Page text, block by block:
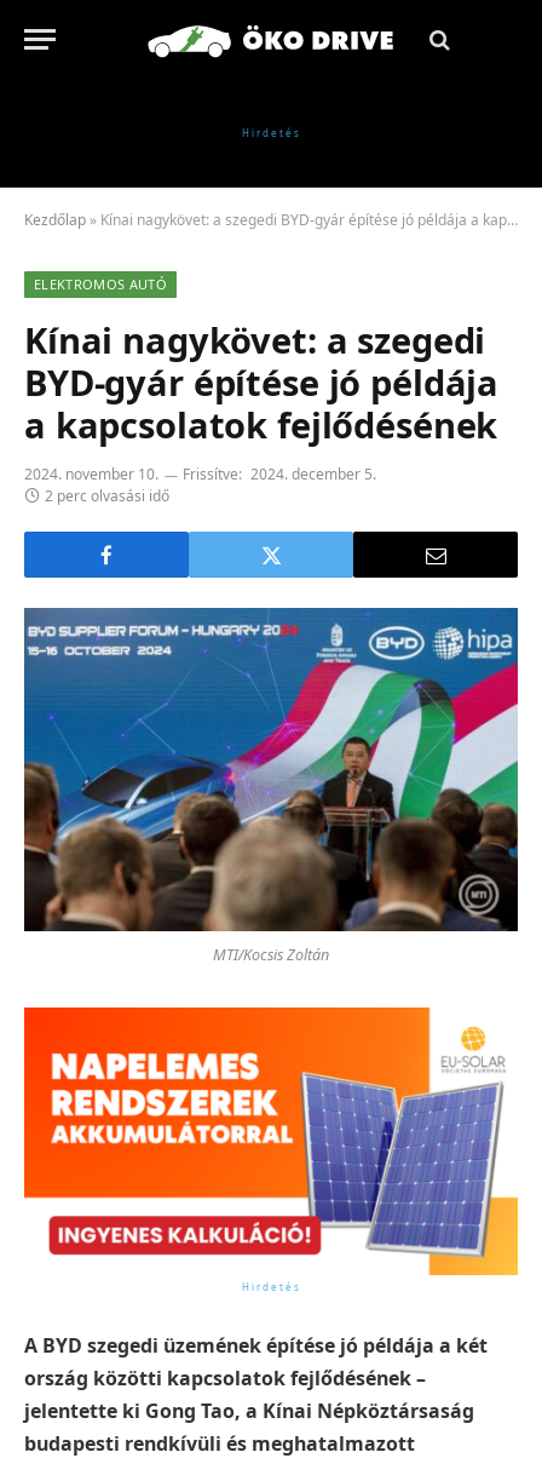
Kezdőlap » Kínai nagykövet: a szegedi BYD-gyár építése jó példája a kapcsolatok fejlődésének
ELEKTROMOS AUTÓ
Kínai nagykövet: a szegedi
BYD-gyár építése jó példája
a kapcsolatok fejlődésének
2024. november 10. Frissítve: 2024. december 5.
2 perc olvasási idő
MTI/Kocsis Zoltán
A BYD szegedi üzemének építése jó példája a két
ország közötti kapcsolatok fejlődésének –
jelentette ki Gong Tao, a Kínai Népköztársaság
budapesti rendkívüli és meghatalmazott